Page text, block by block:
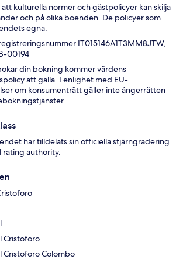
kulturella normer och gästpolicyer kan skilja
och på olika boenden. De policyer som
egna.
IT015146A1T3MM8JTW,
00194
din bokning kommer värdens
att gälla. I enlighet med EU-
om konsumenträtt gäller inte ångerrätten
har tilldelats sin officiella stjärngradering
rating authority.
Cristoforo
Cristoforo Colombo